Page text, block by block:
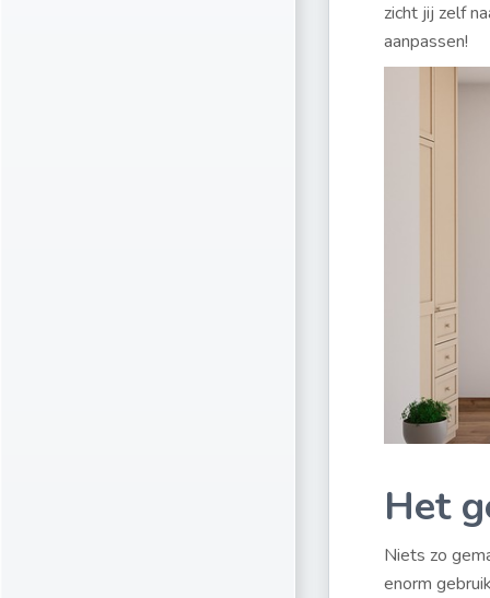
zicht jij zelf
aanpassen!
Het
Niets zo
enorm